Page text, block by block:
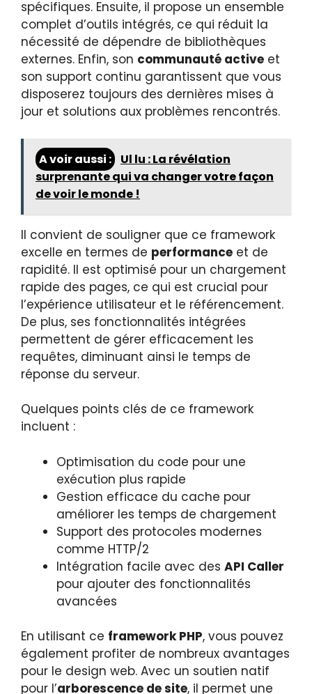
spécifiques. Ensuite, il propose un ensemble
complet d’outils intégrés, ce qui réduit la
nécessité de dépendre de bibliothèques
externes. Enfin, son communauté active et
son support continu garantissent que vous
disposerez toujours des dernières mises à
jour et solutions aux problèmes rencontrés.
A voir aussi :
Ul lu : La révélation
surprenante qui va changer votre façon
de voir le monde !
Il convient de souligner que ce framework
excelle en termes de performance et de
rapidité. Il est optimisé pour un chargement
rapide des pages, ce qui est crucial pour
l’expérience utilisateur et le référencement.
De plus, ses fonctionnalités intégrées
permettent de gérer efficacement les
requêtes, diminuant ainsi le temps de
réponse du serveur.
Quelques points clés de ce framework
incluent :
Optimisation du code pour une
exécution plus rapide
Gestion efficace du cache pour
améliorer les temps de chargement
Support des protocoles modernes
comme HTTP/2
Intégration facile avec des API Caller
pour ajouter des fonctionnalités
avancées
En utilisant ce framework PHP, vous pouvez
également profiter de nombreux avantages
pour le design web. Avec un soutien natif
pour l’arborescence de site, il permet une